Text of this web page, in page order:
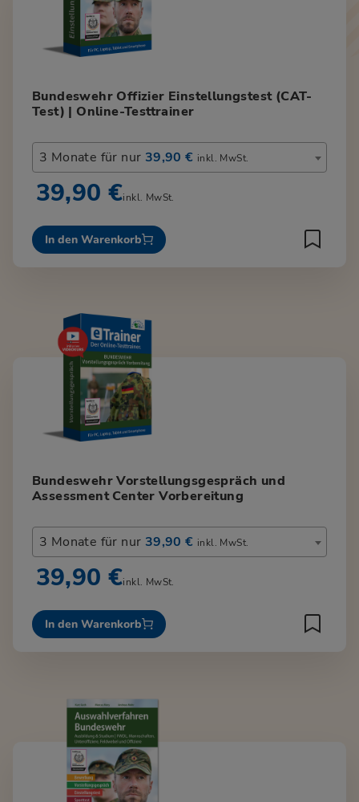
Bundeswehr Offizier Einstellungstest (CAT-
Test) | Online-Testtrainer
3 Monate für nur 39,90 € inkl. MwSt.
39,90 €inkl. MwSt.
In den Warenkorb
Bundeswehr Vorstellungsgespräch und
Assessment Center Vorbereitung
3 Monate für nur 39,90 € inkl. MwSt.
39,90 €inkl. MwSt.
In den Warenkorb